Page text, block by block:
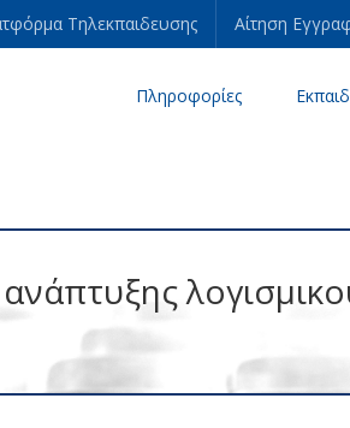
Τηλεκπαιδευσης Αίτηση
Πληροφορίες